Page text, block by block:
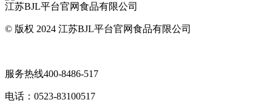
江苏BJL平台官网食品有限公司
© 版权 2024 江苏BJL平台官网食品有限公司
服务热线400-8486-517
电话： 0523-83100517